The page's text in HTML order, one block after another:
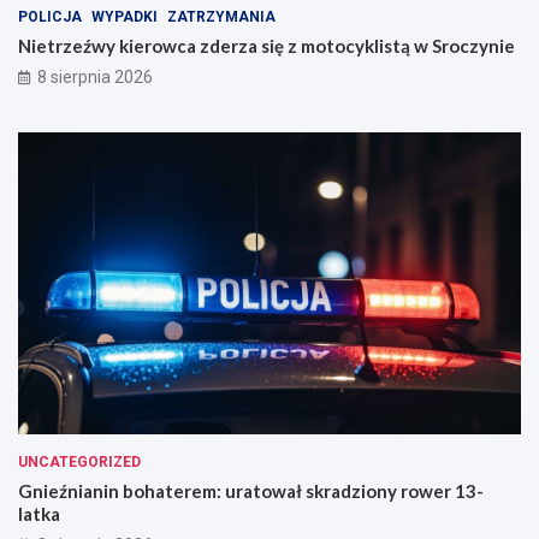
w
S
r
o
POLICJA WYPADKI ZATRZYMANIA
Nietrzeźwy kierowca zderza się z motocyklistą w Sroczynie
8 sierpnia 2026
UNCATEGORIZED
Gnieźnianin bohaterem: uratował skradziony rower 13-
latka